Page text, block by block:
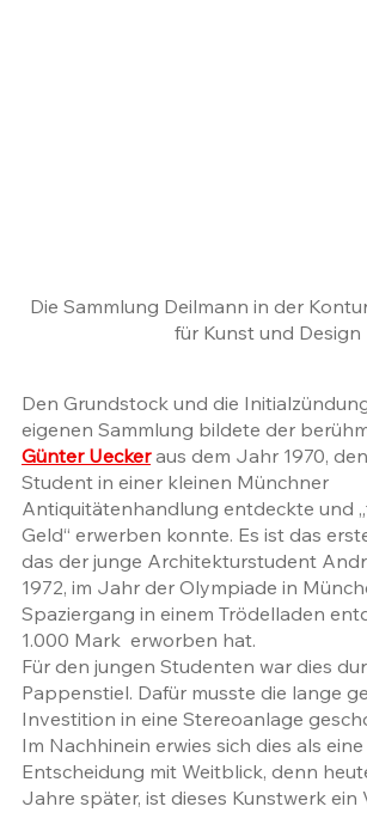
Die Sammlung Deilmann in der
für Kunst und Design
Den Grundstock und die
eigenen Sammlung bildete der
Günter Uecker aus dem Jahr 1970,
Student in einer kleinen Münchner
Antiquitätenhandlung entdeckte und
Geld“ erwerben konnte. Es ist das
das der junge Architekturstudent
1972, im Jahr der Olympiade in
Spaziergang in einem Trödelladen
1.000 Mark  erworben hat.
Für den jungen Studenten war dies
Pappenstiel. Dafür musste die lange
Investition in eine Stereoanlage
Im Nachhinein erwies sich dies als
Entscheidung mit Weitblick, denn
Jahre später, ist dieses Kunstwerk ein